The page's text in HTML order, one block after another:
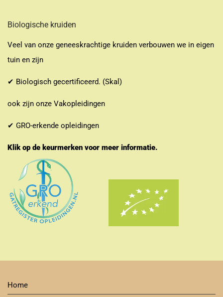
Biologische kruiden
Veel van onze geneeskrachtige kruiden verbouwen we in eigen
tuin en zijn
✔ Biologisch gecertificeerd. (Skal)
ook zijn onze Vakopleidingen
✔ GRO-erkende opleidingen
Klik op de keurmerken voor meer informatie.
Home